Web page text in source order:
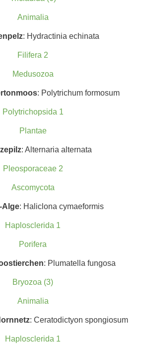
Animalia
: Hydractinia echinata
Filifera 2
Medusozoa
: Polytrichum formosum
Polytrichopsida 1
Plantae
ilz: Alternaria alternata
Pleosporaceae 2
Ascomycota
Alge: Haliclona cymaeformis
Haplosclerida 1
Porifera
: Plumatella fungosa
Bryozoa (3)
Animalia
: Ceratodictyon spongiosum
Haplosclerida 1